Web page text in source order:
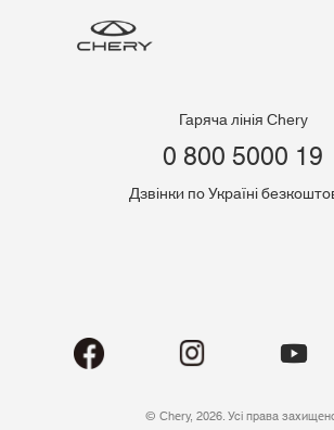
Гаряча лінія Chery
0 800 5000 19
Дзвінки по Україні
© Chery, 2026. Усі права